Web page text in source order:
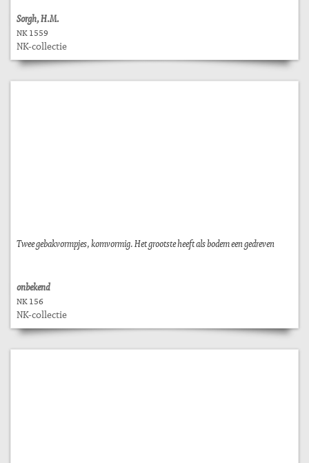
Sorgh, H.M.
NK 1559
NK-collectie
Twee gebakvormpjes, komvormig. Het grootste heeft als bodem een gedreven
onbekend
NK 156
NK-collectie